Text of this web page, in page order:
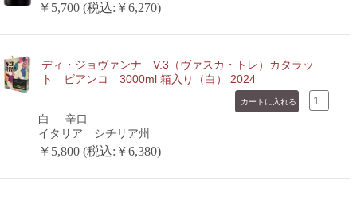
￥5,700 (税込:￥6,270)
ディ・ジョヴァンナ V.3（ヴァスカ・トレ）カタラッ
ト ビアンコ 3000ml 箱入り（白） 2024
白
辛口
イタリア シチリア州
￥5,800 (税込:￥6,380)